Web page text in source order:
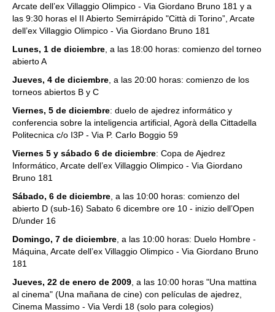
Arcate dell’ex Villaggio Olimpico - Via Giordano Bruno 181 y a
las 9:30 horas el II Abierto Semirrápido "Città di Torino”, Arcate
dell’ex Villaggio Olimpico - Via Giordano Bruno 181
Lunes, 1 de diciembre , a las 18:00 horas: comienzo del torneo
abierto A
Jueves, 4 de diciembre , a las 20:00 horas: comienzo de los
torneos abiertos B y C
Viernes, 5 de diciembre: duelo de ajedrez informático y
conferencia sobre la inteligencia artificial, Agorà della Cittadella
Politecnica c/o I3P - Via P. Carlo Boggio 59
Viernes 5 y sábado 6 de diciembre: Copa de Ajedrez
Informático, Arcate dell’ex Villaggio Olimpico - Via Giordano
Bruno 181
Sábado, 6 de diciembre , a las 10:00 horas: comienzo del
abierto D (sub-16) Sabato 6 dicembre ore 10 - inizio dell’Open
D/under 16
Domingo, 7 de diciembre , a las 10:00 horas: Duelo Hombre -
Máquina, Arcate dell’ex Villaggio Olimpico - Via Giordano Bruno
181
Jueves, 22 de enero de 2009 , a las 10:00 horas "Una mattina
al cinema" (Una mañana de cine) con películas de ajedrez,
Cinema Massimo - Via Verdi 18 (solo para colegios)